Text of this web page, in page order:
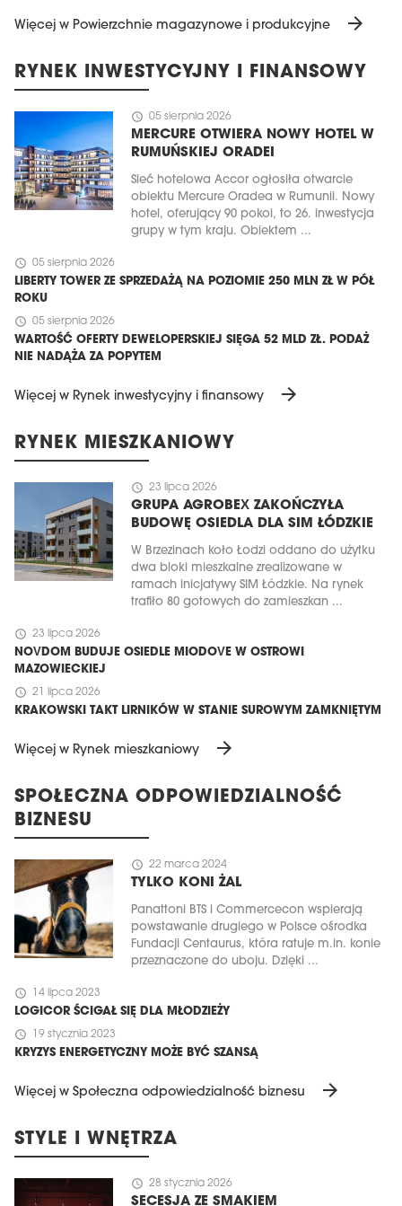
Więcej w Powierzchnie magazynowe i produkcyjne arrow_forward
RYNEK INWESTYCYJNY I FINANSOWY
schedule 05 sierpnia 2026
MERCURE OTWIERA NOWY HOTEL W
RUMUŃSKIEJ ORADEI
Sieć hotelowa Accor ogłosiła otwarcie
obiektu Mercure Oradea w Rumunii. Nowy
hotel, oferujący 90 pokoi, to 26. inwestycja
grupy w tym kraju. Obiektem ...
schedule 05 sierpnia 2026
LIBERTY TOWER ZE SPRZEDAŻĄ NA POZIOMIE 250 MLN ZŁ W PÓŁ
ROKU
schedule 05 sierpnia 2026
WARTOŚĆ OFERTY DEWELOPERSKIEJ SIĘGA 52 MLD ZŁ. PODAŻ
NIE NADĄŻA ZA POPYTEM
Więcej w Rynek inwestycyjny i finansowy arrow_forward
RYNEK MIESZKANIOWY
schedule 23 lipca 2026
GRUPA AGROBEX ZAKOŃCZYŁA
BUDOWĘ OSIEDLA DLA SIM ŁÓDZKIE
W Brzezinach koło Łodzi oddano do użytku
dwa bloki mieszkalne zrealizowane w
ramach inicjatywy SIM Łódzkie. Na rynek
trafiło 80 gotowych do zamieszkan ...
schedule 23 lipca 2026
NOVDOM BUDUJE OSIEDLE MIODOVE W OSTROWI
MAZOWIECKIEJ
schedule 21 lipca 2026
KRAKOWSKI TAKT LIRNIKÓW W STANIE SUROWYM ZAMKNIĘTYM
Więcej w Rynek mieszkaniowy arrow_forward
SPOŁECZNA ODPOWIEDZIALNOŚĆ
BIZNESU
schedule 22 marca 2024
TYLKO KONI ŻAL
Panattoni BTS i Commercecon wspierają
powstawanie drugiego w Polsce ośrodka
Fundacji Centaurus, która ratuje m.in. konie
przeznaczone do uboju. Dzięki ...
schedule 14 lipca 2023
LOGICOR ŚCIGAŁ SIĘ DLA MŁODZIEŻY
schedule 19 stycznia 2023
KRYZYS ENERGETYCZNY MOŻE BYĆ SZANSĄ
Więcej w Społeczna odpowiedzialność biznesu arrow_forward
STYLE I WNĘTRZA
schedule 28 stycznia 2026
SECESJA ZE SMAKIEM